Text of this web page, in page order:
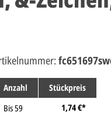
Anzahl
Stückpreis
Bis59
1,74 €*